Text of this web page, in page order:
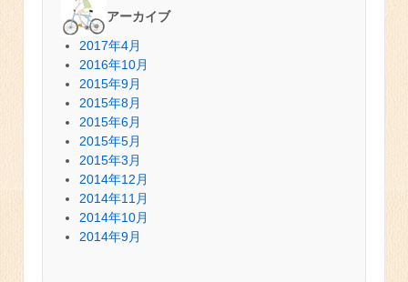
アーカイブ
2017年4月
2016年10月
2015年9月
2015年8月
2015年6月
2015年5月
2015年3月
2014年12月
2014年11月
2014年10月
2014年9月